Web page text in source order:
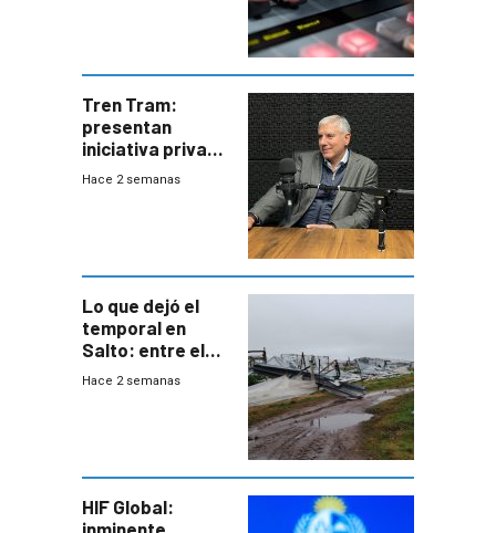
Tren Tram:
presentan
iniciativa privada
para una red de
Hace 2 semanas
Lo que dejó el
temporal en
Salto: entre el
impacto
Hace 2 semanas
HIF Global: